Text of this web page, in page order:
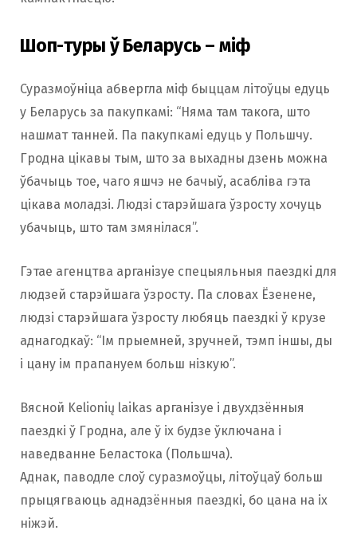
Шоп-туры ў Беларусь – міф
Суразмоўніца абвергла міф быццам літоўцы едуць
у Беларусь за пакупкамі: “Няма там такога, што
нашмат танней. Па пакупкамі едуць у Польшчу.
Гродна цікавы тым, што за выхадны дзень можна
ўбачыць тое, чаго яшчэ не бачыў, асабліва гэта
цікава моладзі. Людзі старэйшага ўзросту хочуць
убачыць, што там змянілася”.
Гэтае агенцтва арганізуе спецыяльныя паездкі для
людзей старэйшага ўзросту. Па словах Ёзенене,
людзі старэйшага ўзросту любяць паездкі ў крузе
аднагодкаў: “Ім прыемней, зручней, тэмп іншы, ды
і цану ім прапануем больш нізкую”.
Вясной Kelionių laikas арганізуе і двухдзённыя
паездкі ў Гродна, але ў іх будзе ўключана і
наведванне Беластока (Польшча).
Аднак, паводле слоў суразмоўцы, літоўцаў больш
прыцягваюць аднадзённыя паездкі, бо цана на іх
ніжэй.